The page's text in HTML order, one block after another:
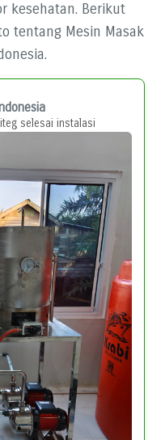
kesehatan. Berikut
tentang Mesin Masak
selesai instalasi